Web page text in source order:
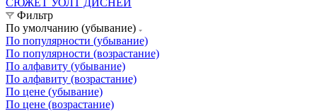
Фильтр
По умолчанию (убывание)
По популярности (убывание)
По популярности (возрастание)
По алфавиту (убывание)
По алфавиту (возрастание)
По цене (убывание)
По цене (возрастание)